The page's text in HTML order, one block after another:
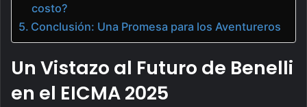
costo?
Conclusión: Una Promesa para los Aventureros
Un Vistazo al Futuro de Benelli
en el EICMA 2025